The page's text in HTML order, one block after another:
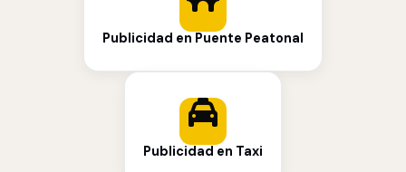
Publicidad en Puente Peatonal
Publicidad en Taxi